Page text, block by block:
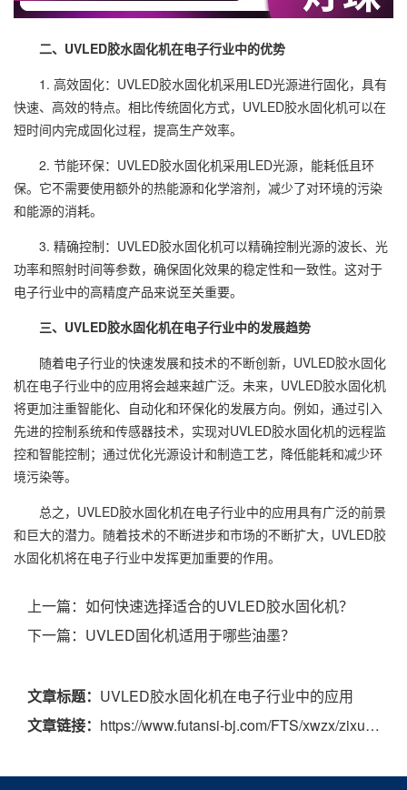
二、UVLED胶水固化机在电子行业中的优势
1. 高效固化：UVLED胶水固化机采用LED光源进行固化，具有
快速、高效的特点。相比传统固化方式，UVLED胶水固化机可以在
短时间内完成固化过程，提高生产效率。
2. 节能环保：UVLED胶水固化机采用LED光源，能耗低且环
保。它不需要使用额外的热能源和化学溶剂，减少了对环境的污染
和能源的消耗。
3. 精确控制：UVLED胶水固化机可以精确控制光源的波长、光
功率和照射时间等参数，确保固化效果的稳定性和一致性。这对于
电子行业中的高精度产品来说至关重要。
三、UVLED胶水固化机在电子行业中的发展趋势
随着电子行业的快速发展和技术的不断创新，UVLED胶水固化
机在电子行业中的应用将会越来越广泛。未来，UVLED胶水固化机
将更加注重智能化、自动化和环保化的发展方向。例如，通过引入
先进的控制系统和传感器技术，实现对UVLED胶水固化机的远程监
控和智能控制；通过优化光源设计和制造工艺，降低能耗和减少环
境污染等。
总之，UVLED胶水固化机在电子行业中的应用具有广泛的前景
和巨大的潜力。随着技术的不断进步和市场的不断扩大，UVLED胶
水固化机将在电子行业中发挥更加重要的作用。
上一篇： 如何快速选择适合的UVLED胶水固化机？
下一篇： UVLED固化机适用于哪些油墨？
文章标题： UVLED胶水固化机在电子行业中的应用
文章链接： https://www.futansi-bj.com/FTS/xwzx/zixun/489.html